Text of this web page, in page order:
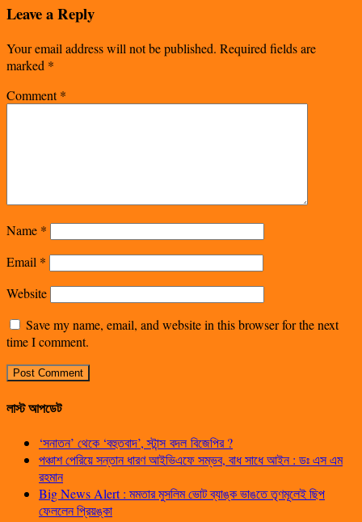
Leave a Reply
Your email address will not be published. Required fields are
marked *
Comment*
Name *
Email *
Website
Save my name, email, and website in this browser for the next
time I comment.
লাস্ট আপডেট
‘সনাতন’ থেকে ‘বহুতবাদ’, স্টান্স বদল বিজেপির ?
পঞ্চাশ পেরিয়ে সন্তান ধারণ আইভিএফে সম্ভব, বাধ সাধে আইন : ডঃ এস এম
রহমান
Big News Alert : মমতার মুসলিম ভোট ব্যাঙ্ক ভাঙতে তৃণমূলেই ছিপ
ফেললেন প্রিয়ঙ্কা